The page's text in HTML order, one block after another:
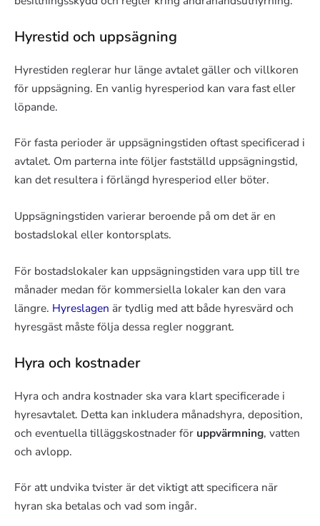
Hyrestid och uppsägning
Hyrestiden reglerar hur länge avtalet gäller och villkoren
för uppsägning. En vanlig hyresperiod kan vara fast eller
löpande.
För fasta perioder är uppsägningstiden oftast specificerad i
avtalet. Om parterna inte följer fastställd uppsägningstid,
kan det resultera i förlängd hyresperiod eller böter.
Uppsägningstiden varierar beroende på om det är en
bostadslokal eller kontorsplats.
För bostadslokaler kan uppsägningstiden vara upp till tre
månader medan för kommersiella lokaler kan den vara
längre. Hyreslagen är tydlig med att både hyresvärd och
hyresgäst måste följa dessa regler noggrant.
Hyra och kostnader
Hyra och andra kostnader ska vara klart specificerade i
hyresavtalet. Detta kan inkludera månadshyra, deposition,
och eventuella tilläggskostnader för uppvärmning, vatten
och avlopp.
För att undvika tvister är det viktigt att specificera när
hyran ska betalas och vad som ingår.